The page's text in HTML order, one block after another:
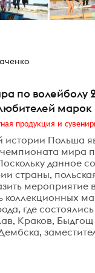
по волейболу
марок
продукция и
истории Польша
мира
данное
страны,
мероприятие
коллекционных
где
Краков, Быдгощ